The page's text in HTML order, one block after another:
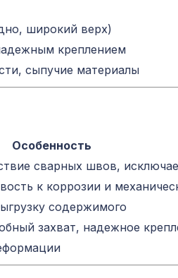
широкий верх)
креплением
сыпучие материалы
Особенность
сварных швов,
к коррозии и
содержимого
захват, надежное